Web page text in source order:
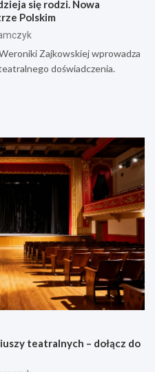
się rodzi. Nowa
Polskim
Zajkowskiej wprowadza
doświadczenia.
teatralnych – dołącz do